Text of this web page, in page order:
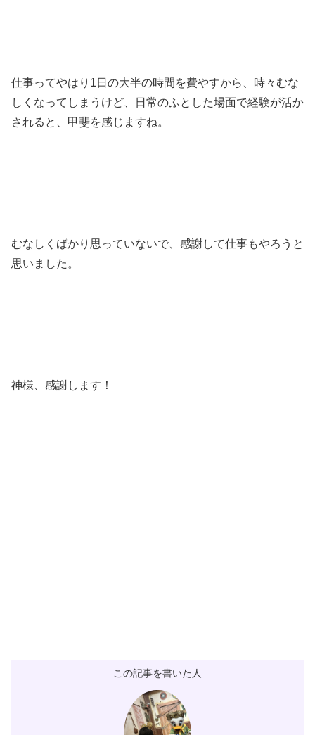
仕事ってやはり1日の大半の時間を費やすから、時々むな
しくなってしまうけど、日常のふとした場面で経験が活か
されると、甲斐を感じますね。
むなしくばかり思っていないで、感謝して仕事もやろうと
思いました。
神様、感謝します！
この記事を書いた人